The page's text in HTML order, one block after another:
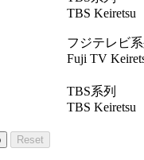
TBS Keiretsu
フジテレビ
Fuji TV
TBS系列
TBS Keiretsu
Reset